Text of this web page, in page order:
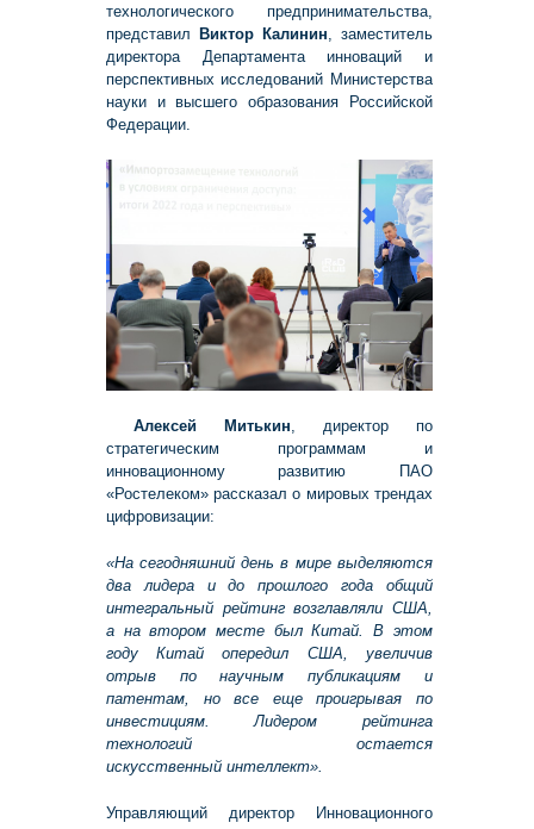
технологического предпринимательства,
представил
Виктор Калинин , заместитель
директора Департамента инноваций и
перспективных исследований Министерства
науки и высшего образования Российской
Федерации.
Алексей Митькин, директор по
стратегическим программам и
инновационному развитию ПАО
«Ростелеком» рассказал о мировых трендах
цифровизации:
«На сегодняшний день в мире выделяются
два лидера и до прошлого года общий
интегральный рейтинг возглавляли США,
а на втором месте был Китай. В этом
году Китай опередил США, увеличив
отрыв по научным публикациям и
патентам, но все еще проигрывая по
инвестициям. Лидером рейтинга
технологий остается
искусственный интеллект».
Управляющий директор Инновационного